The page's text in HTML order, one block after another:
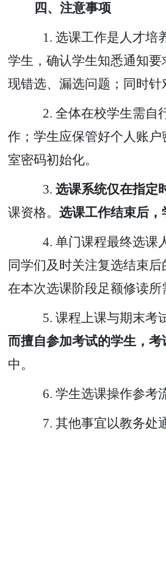
四、 注意事项
1. 选课工作是人才培
学生，确认学生知悉通知
现错选、漏选问题；同时针
2. 全体在校学生需自
作；学生应保管好个人账
室密码初始化。
3. 选课系统仅在指定
课资格。 选课工作结束后，
4. 单门课程最终选课
同学们及时关注复选结束
在本次选课阶段足额修读
5. 课程上课与期末考
而擅自参加考试的学生，考
中。
6. 学生选课操作参考
7. 其他事宜以教务处